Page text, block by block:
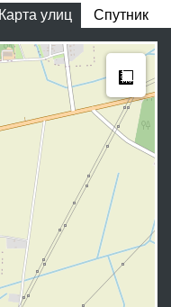
Карта улиц Спутник